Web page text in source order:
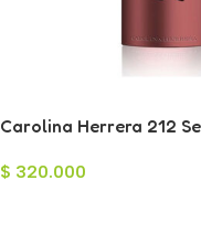
Carolina Herrera 212
$ 320.000